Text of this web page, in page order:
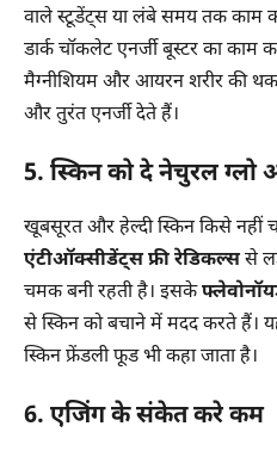
वाले स्टूडेंट्स या लंबे समय तक काम
डार्क चॉकलेट एनर्जी बूस्टर का
मैग्नीशियम और आयरन शरीर की
और तुरंत एनर्जी देते हैं।
5. स्किन को दे नेचुरल
खूबसूरत और हेल्दी स्किन किसे नहीं
एंटीऑक्सीडेंट्स फ्री रेडिकल्ससे
चमक बनी रहती है। इसके
से स्किन को बचाने में मदद करते हैं।
स्किन फ्रेंडली फूड भी कहा जाता है।
6. एजिंग के संकेत करे कम